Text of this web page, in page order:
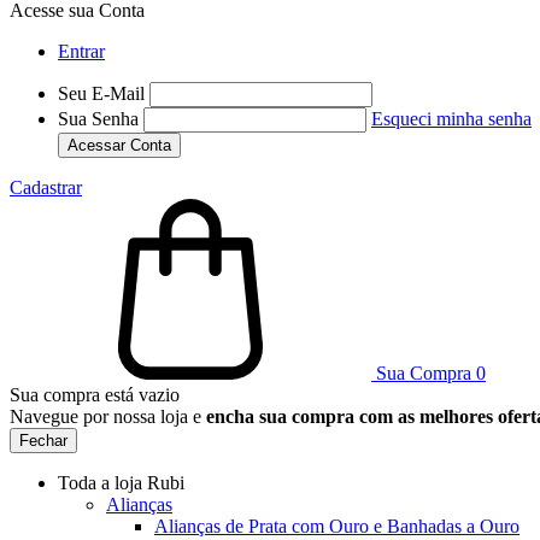
Acesse sua Conta
Entrar
Seu E-Mail
Sua Senha
Esqueci minha senha
Acessar Conta
Cadastrar
Sua Compra 0
Sua compra está vazio
Navegue por nossa loja e encha sua compra com as melhores
Fechar
Toda a loja Rubi
Alianças
Alianças de Prata com Ouro e Banhadas a Ouro